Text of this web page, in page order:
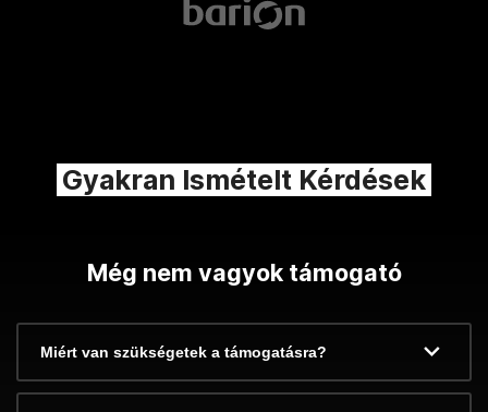
Gyakran Ismételt Kérdések
Még nem vagyok támogató
Miért van szükségetek a támogatásra?